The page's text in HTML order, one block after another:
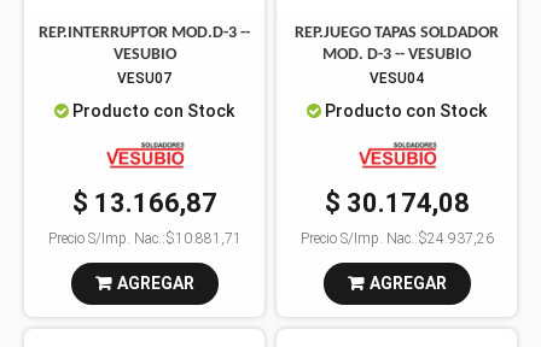
REP.INTERRUPTOR MOD.D-3 --
VESUBIO
VESU07
Producto con Stock
$ 13.166,87
Precio S/Imp. Nac.:$10.881,71
AGREGAR
REP.JUEGO TAPAS SOLDADOR
MOD. D-3 -- VESUBIO
VESU04
Producto con Stock
$ 30.174,08
Precio S/Imp. Nac.:$24.937,26
AGREGAR